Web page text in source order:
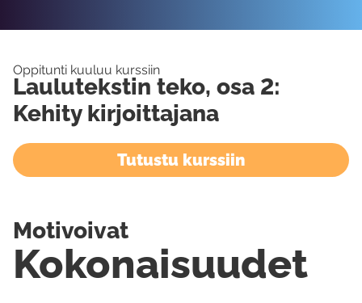
Oppitunti kuuluu kurssiin
Laulutekstin teko, osa 2:
Kehity kirjoittajana
Tutustu kurssiin
Kokonaisuudet
Motivoivat